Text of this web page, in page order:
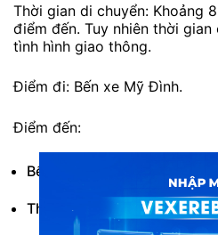
Thời gian di chuyển: Khoảng
điểm đến. Tuy nhiên thời
tình hình giao thông.
Điểm đi: Bến xe Mỹ Đình.
Điểm đến:
Bến xe Điện Biên.
Thị trấn Mường Ảng.